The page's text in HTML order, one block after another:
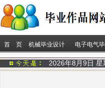
首 页 机械毕业设计 电子电气
2026年8月9日 星